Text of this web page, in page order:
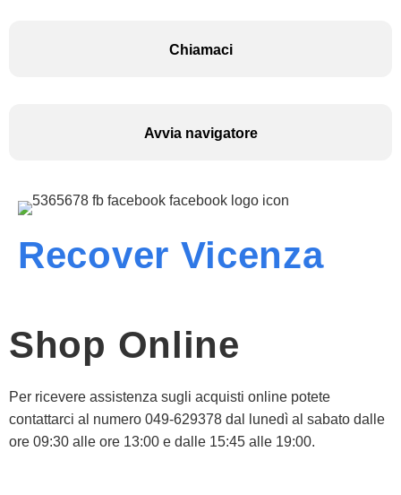
Chiamaci
Avvia navigatore
Recover Vicenza
Shop Online
Per ricevere assistenza sugli acquisti online potete
contattarci al numero 049-629378 dal lunedì al sabato dalle
ore 09:30 alle ore 13:00 e dalle 15:45 alle 19:00.